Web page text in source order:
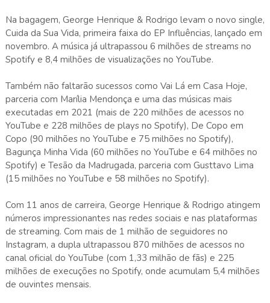
Na bagagem, George Henrique & Rodrigo levam o novo single,
Cuida da Sua Vida, primeira faixa do EP Influências, lançado em
novembro. A música já ultrapassou 6 milhões de streams no
Spotify e 8,4 milhões de visualizações no YouTube.
Também não faltarão sucessos como Vai Lá em Casa Hoje,
parceria com Marília Mendonça e uma das músicas mais
executadas em 2021 (mais de 220 milhões de acessos no
YouTube e 228 milhões de plays no Spotify), De Copo em
Copo (90 milhões no YouTube e 75 milhões no Spotify),
Bagunça Minha Vida (60 milhões no YouTube e 64 milhões no
Spotify) e Tesão da Madrugada, parceria com Gusttavo Lima
(15 milhões no YouTube e 58 milhões no Spotify).
Com 11 anos de carreira, George Henrique & Rodrigo atingem
números impressionantes nas redes sociais e nas plataformas
de streaming. Com mais de 1 milhão de seguidores no
Instagram, a dupla ultrapassou 870 milhões de acessos no
canal oficial do YouTube (com 1,33 milhão de fãs) e 225
milhões de execuções no Spotify, onde acumulam 5,4 milhões
de ouvintes mensais.